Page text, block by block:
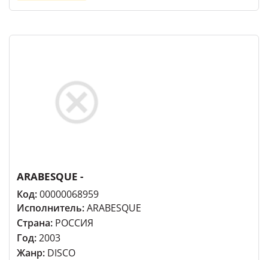
ARABESQUE -
Код:00000068959
Исполнитель:ARABESQUE
Страна: РОССИЯ
Год:2003
Жанр: DISCO